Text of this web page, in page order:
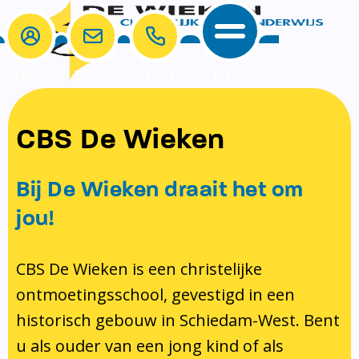
School
School
Onze visie rondom christelijke
identiteit
Pedagogisch klimaat en veiligheid
Bibliotheek
Ondersteuning
Ouders
MR & GMR
Aanmelden nieuwe leerling
Verlof aanvragen
Bibliotheek op school
Te weinig geld?
Contact
E-mail
CBS De Wieken
Bij De Wieken draait het om
jou!
CBS De Wieken is een christelijke
ontmoetingsschool, gevestigd in een
historisch gebouw in Schiedam-West. Bent
u als ouder van een jong kind of als